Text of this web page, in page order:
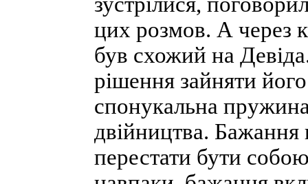
цих розмов. А через
був схожий на
рішення зайняти
спонукальна
двійництва. Бажання
перестати бути